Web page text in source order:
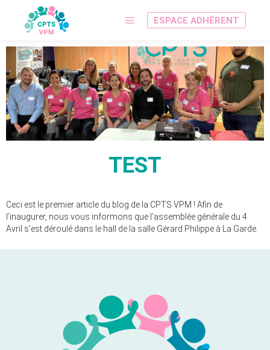
ESPACE ADHÉRENT
TEST
Ceci est le premier article du blog de la CPTS VPM ! Afin de
l’inaugurer, nous vous informons que l’assemblée générale du 4
Avril s’est déroulé dans le hall de la salle Gérard Philippe à La Garde.